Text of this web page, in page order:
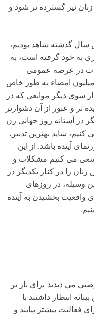
نیز گسترده تر شود و
این برخوردها را در 8 مارس سال گذشته شاهد بودیم،
به خود گرفته است، به
در عرصه عمومی
امضاء به طور خاص
سوی دیگر موانعی که در
تر و عبور از آن دشوارتر
در آستانه روز جهانی زن
شاید بهترین تدبیر،
آینده باشد. از این
سعی می کنیم مشکلات و
را در کنار یکدیگر در
وسیله، در روزهای
زن (8 مارس) برای واقعیت بخشیدن به آینده
می دیدند برای باز تر
انتظار داشتند با
فعالیت بیشتر بیابند و